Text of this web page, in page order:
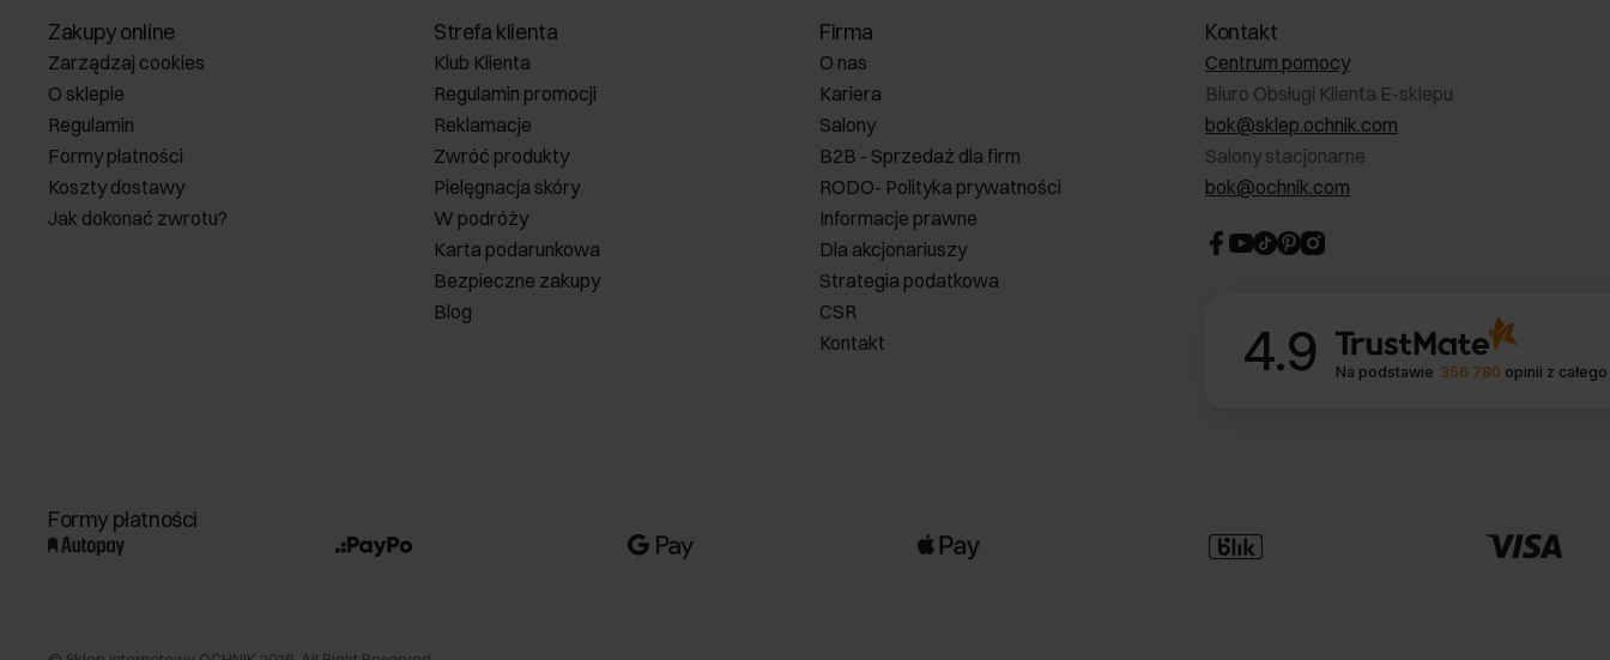
Zakupy online
Zarządzaj cookies
O sklepie
Regulamin
Formy płatności
Koszty dostawy
Jak dokonać zwrotu?
Strefa klienta
Klub Klienta
Regulamin promocji
Reklamacje
Zwróć produkty
Pielęgnacja skóry
W podróży
Karta podarunkowa
Bezpieczne zakupy
Blog
Firma
O nas
Kariera
Salony
B2B - Sprzedaż dla firm
RODO- Polityka prywatności
Informacje prawne
Dla akcjonariuszy
Strategia podatkowa
CSR
Kontakt
Kontakt
Centrum pomocy
Biuro Obsługi Klienta E-sklepu
bok@sklep.ochnik.com
Salony stacjonarne
bok@ochnik.com
4.9 Na podstawie 356 780 opinii z
Formy płatności